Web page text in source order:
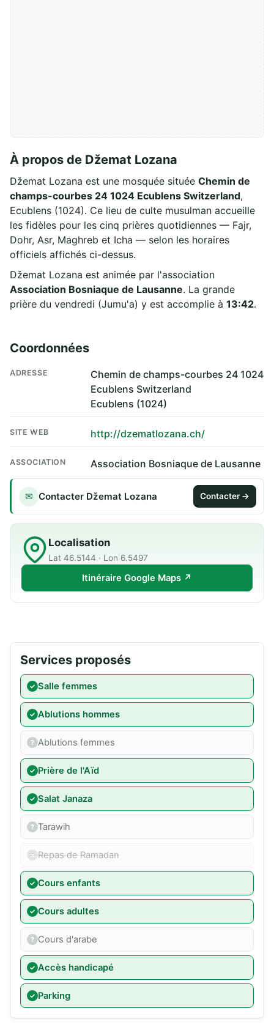
À propos de Džemat Lozana
Džemat Lozana est une mosquée située Chemin de
champs-courbes 24 1024 Ecublens Switzerland,
Ecublens (1024). Ce lieu de culte musulman accueille
les fidèles pour les cinq prières quotidiennes — Fajr,
Dohr, Asr, Maghreb et Icha — selon les horaires
officiels affichés ci-dessus.
Džemat Lozana est animée par l'association
Association Bosniaque de Lausanne. La grande
prière du vendredi (Jumu'a) y est accomplie à 13:42.
Coordonnées
ADRESSE
Chemin de champs-courbes 24 1024
Ecublens Switzerland
Ecublens (1024)
SITE WEB http://dzematlozana.ch/
ASSOCIATION Association Bosniaque de Lausanne
✉ Contacter Džemat Lozana Contacter →
Localisation
Lat 46.5144 · Lon 6.5497
Itinéraire Google Maps ↗
Services proposés
Salle femmes
Ablutions hommes
Ablutions femmes
Prière de l'Aïd
Salat Janaza
Tarawih
Repas de Ramadan
Cours enfants
Cours adultes
Cours d'arabe
Accès handicapé
Parking